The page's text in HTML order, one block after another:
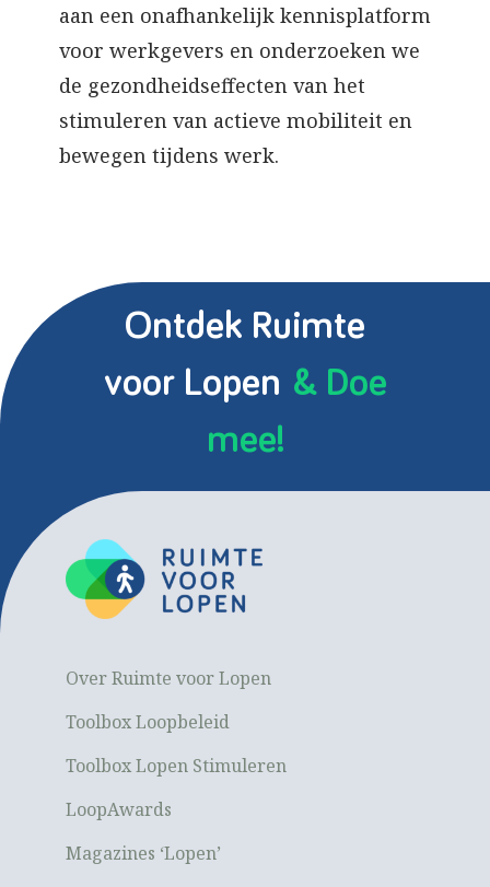
aan een onafhankelijk kennisplatform
voor werkgevers en onderzoeken we
de gezondheidseffecten van het
stimuleren van actieve mobiliteit en
bewegen tijdens werk.
Ontdek Ruimte
voor Lopen & Doe
mee!
Over Ruimte voor Lopen
Toolbox Loopbeleid
Toolbox Lopen Stimuleren
LoopAwards
Magazines ‘Lopen’